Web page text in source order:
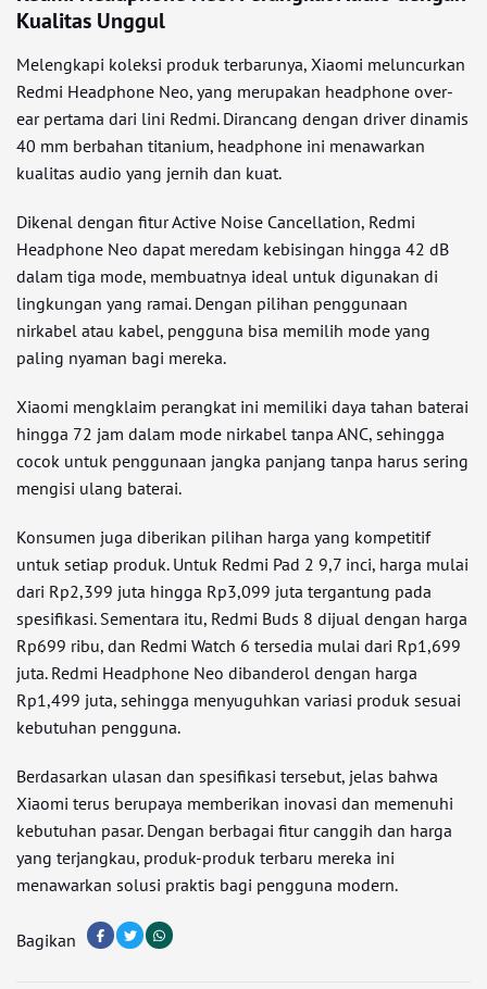
Kualitas Unggul
Melengkapi koleksi produk terbarunya, Xiaomi meluncurkan
Redmi Headphone Neo, yang merupakan headphone over-
ear pertama dari lini Redmi. Dirancang dengan driver dinamis
40 mm berbahan titanium, headphone ini menawarkan
kualitas audio yang jernih dan kuat.
Dikenal dengan fitur Active Noise Cancellation, Redmi
Headphone Neo dapat meredam kebisingan hingga 42 dB
dalam tiga mode, membuatnya ideal untuk digunakan di
lingkungan yang ramai. Dengan pilihan penggunaan
nirkabel atau kabel, pengguna bisa memilih mode yang
paling nyaman bagi mereka.
Xiaomi mengklaim perangkat ini memiliki daya tahan baterai
hingga 72 jam dalam mode nirkabel tanpa ANC, sehingga
cocok untuk penggunaan jangka panjang tanpa harus sering
mengisi ulang baterai.
Konsumen juga diberikan pilihan harga yang kompetitif
untuk setiap produk. Untuk Redmi Pad 2 9,7 inci, harga mulai
dari Rp2,399 juta hingga Rp3,099 juta tergantung pada
spesifikasi. Sementara itu, Redmi Buds 8 dijual dengan harga
Rp699 ribu, dan Redmi Watch 6 tersedia mulai dari Rp1,699
juta. Redmi Headphone Neo dibanderol dengan harga
Rp1,499 juta, sehingga menyuguhkan variasi produk sesuai
kebutuhan pengguna.
Berdasarkan ulasan dan spesifikasi tersebut, jelas bahwa
Xiaomi terus berupaya memberikan inovasi dan memenuhi
kebutuhan pasar. Dengan berbagai fitur canggih dan harga
yang terjangkau, produk-produk terbaru mereka ini
menawarkan solusi praktis bagi pengguna modern.
Bagikan